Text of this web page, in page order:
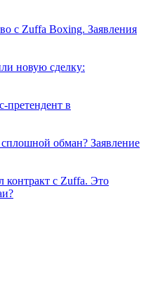
с Zuffa Boxing. Заявления
новую сделку:
претендент в
обман? Заявление
контракт с Zuffa. Это